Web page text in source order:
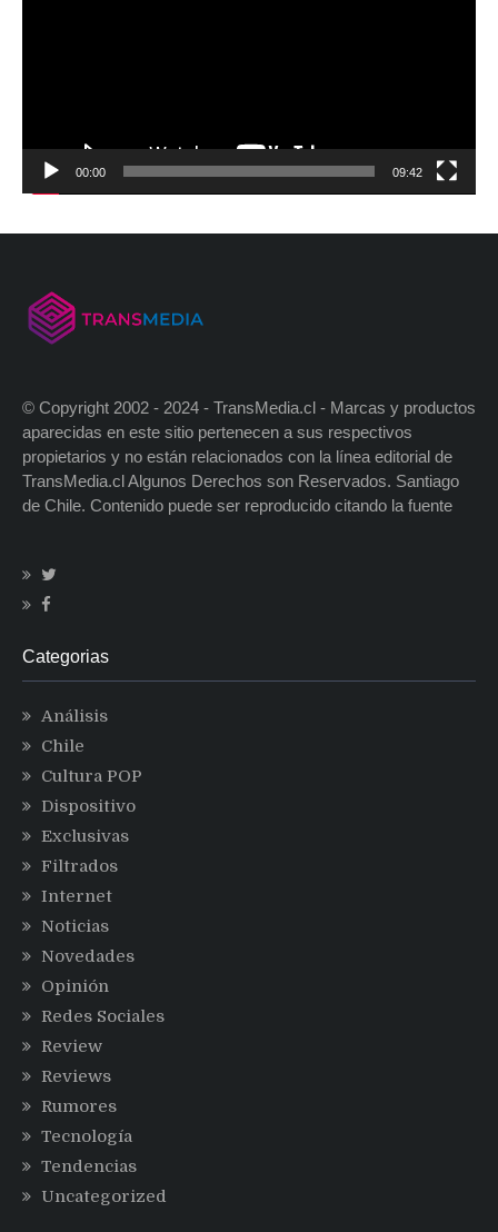
00:00 09:42
© Copyright 2002 - 2024 - TransMedia.cl - Marcas y productos
aparecidas en este sitio pertenecen a sus respectivos
propietarios y no están relacionados con la línea editorial de
TransMedia.cl Algunos Derechos son Reservados. Santiago
de Chile. Contenido puede ser reproducido citando la fuente
Categorias
Análisis
Chile
Cultura POP
Dispositivo
Exclusivas
Filtrados
Internet
Noticias
Novedades
Opinión
Redes Sociales
Review
Reviews
Rumores
Tecnología
Tendencias
Uncategorized